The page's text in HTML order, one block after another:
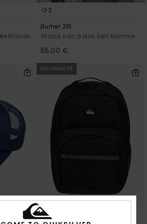
Marron
3
Burner 28L
Grand sac à dos Vert Homme
65,00 €
NOUVEAUTÉ
3